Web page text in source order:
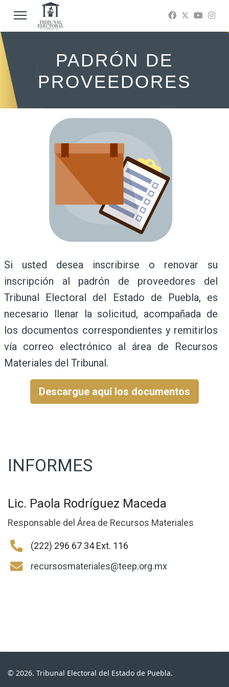
PADRÓN DE
PROVEEDORES
Si usted desea inscribirse o renovar su
inscripción al padrón de proveedores del
Tribunal Electoral del Estado de Puebla, es
necesario llenar la solicitud, acompañada de
los documentos correspondientes y remitirlos
vía correo electrónico al área de Recursos
Materiales del Tribunal.
Descargue aquí los documentos
INFORMES
Lic. Paola Rodríguez Maceda
Responsable del Área de Recursos Materiales
(222) 296 67 34 Ext. 116
recursosmateriales@teep.org.mx
© 2026. Tribunal Electoral del Estado de Puebla.